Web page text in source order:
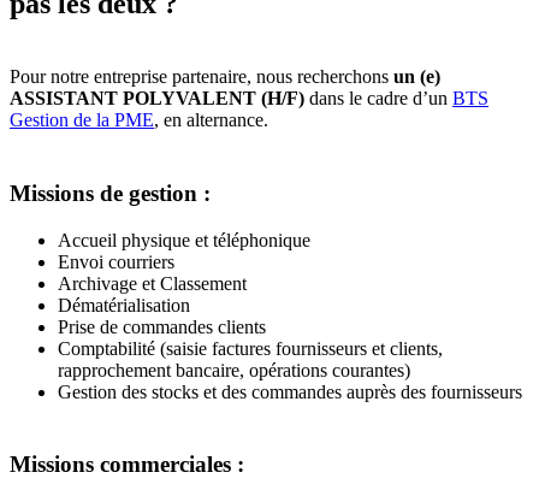
Pour notre entreprise partenaire, nous recherchons un (e)
ASSISTANT POLYVALENT (H/F) dans le cadre d’un BTS
Gestion de la PME, en alternance.
Missions de gestion :
Accueil physique et téléphonique
Envoi courriers
Archivage et Classement
Dématérialisation
Prise de commandes clients
Comptabilité (saisie factures fournisseurs et clients,
rapprochement bancaire, opérations courantes)
Gestion des stocks et des commandes auprès des fournisseurs
Missions commerciales :